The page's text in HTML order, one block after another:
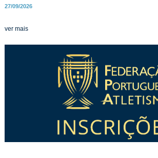
27/09/2026
ver mais